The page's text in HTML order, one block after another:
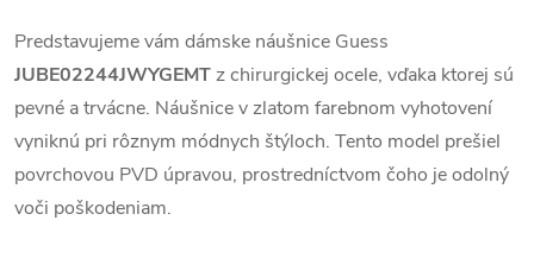
Predstavujeme vám dámske náušnice Guess
JUBE02244JWYGEMTz chirurgickej ocele, vďaka ktorej sú
pevné a trvácne. Náušnice v zlatom farebnom vyhotovení
vyniknú pri rôznym módnych štýloch. Tento model prešiel
povrchovou PVD úpravou, prostredníctvom čoho je odolný
voči poškodeniam.